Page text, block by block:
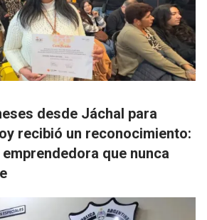
desde Jáchal para
recibió un reconocimiento:
que nunca